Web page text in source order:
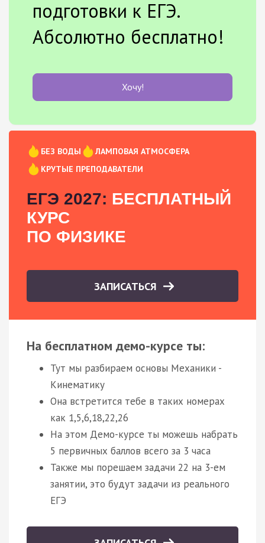
подготовки к ЕГЭ.
Абсолютно бесплатно!
Хочу!
БЕЗ ВОДЫ
ЛАМПОВАЯ АТМОСФЕРА
КРУТЫЕ ПРЕПОДАВАТЕЛИ
ЕГЭ 2027: БЕСПЛАТНЫЙ
КУРС
ПО ФИЗИКЕ
ЗАПИСАТЬСЯ
На бесплатном демо-курсе ты:
Тут мы разбираем основы Механики -
Кинематику
Она встретится тебе в таких номерах
как 1,5,6,18,22,26
На этом Демо-курсе ты можешь набрать
5 первичных баллов всего за 3 часа
Также мы порешаем задачи 22 на 3-ем
занятии, это будут задачи из реального
ЕГЭ